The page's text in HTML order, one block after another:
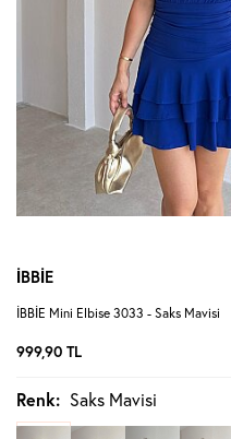
İBBİE
İBBİE Mini Elbise 3033 - Saks Mavisi
999,90 TL
Renk: Saks Mavisi